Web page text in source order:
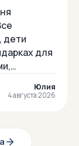
дети
для
Юлия
4 августа 2026